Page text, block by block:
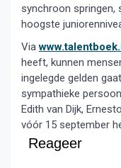
synchroon springen,
hoogste
Via
heeft, kunnen
ingelegde gelden
sympathieke
Edith van Dijk,
vóór 15 september
Reageer